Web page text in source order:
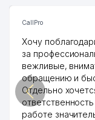
CallPro
Хочу
за
вежливые,
обращению и
Отдельно
работе